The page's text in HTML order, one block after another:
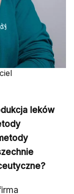
leków